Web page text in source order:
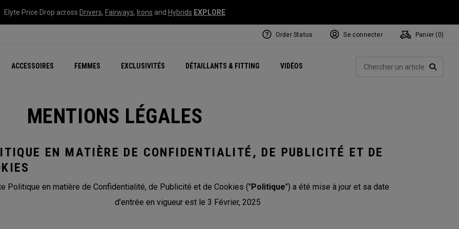
Elyte Price Drop across Drivers, Fairways, Irons and Hybrids EXPLORE
ACCESSOIRES FEMMES EXCLUSIVITÉS DÉTAILLANTS & FITTING VIDÉOS
Nouvelle série – Quantum Exclusive Mavrik Complete Sets
Famille Chrome Soft Exclusivités - Balles de Golf
Chrome Tour : Majeur De Juillet NEW Headwear
New - REVA Complete Sets Women's Golf Balls
Exclusivités - Accessoires
Online Selector Tools
Régionaux
Order Status Se connecter Panier ( 0)
MENTIONS LÉGALES
EN MATIÈRE DE CONFIDENTIALITÉ, DE PUBLICITÉ ET DE
Politique en matière de Confidentialité, de Publicité et de Cookies ("Politique") a été mise à jour et sa date
d’entrée en vigueur est le 3 Février, 2025